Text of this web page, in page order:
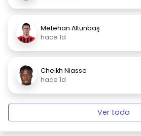
Metehan Altunbaş
hace 1d
Cheikh Niasse
hace 1d
Ver todo